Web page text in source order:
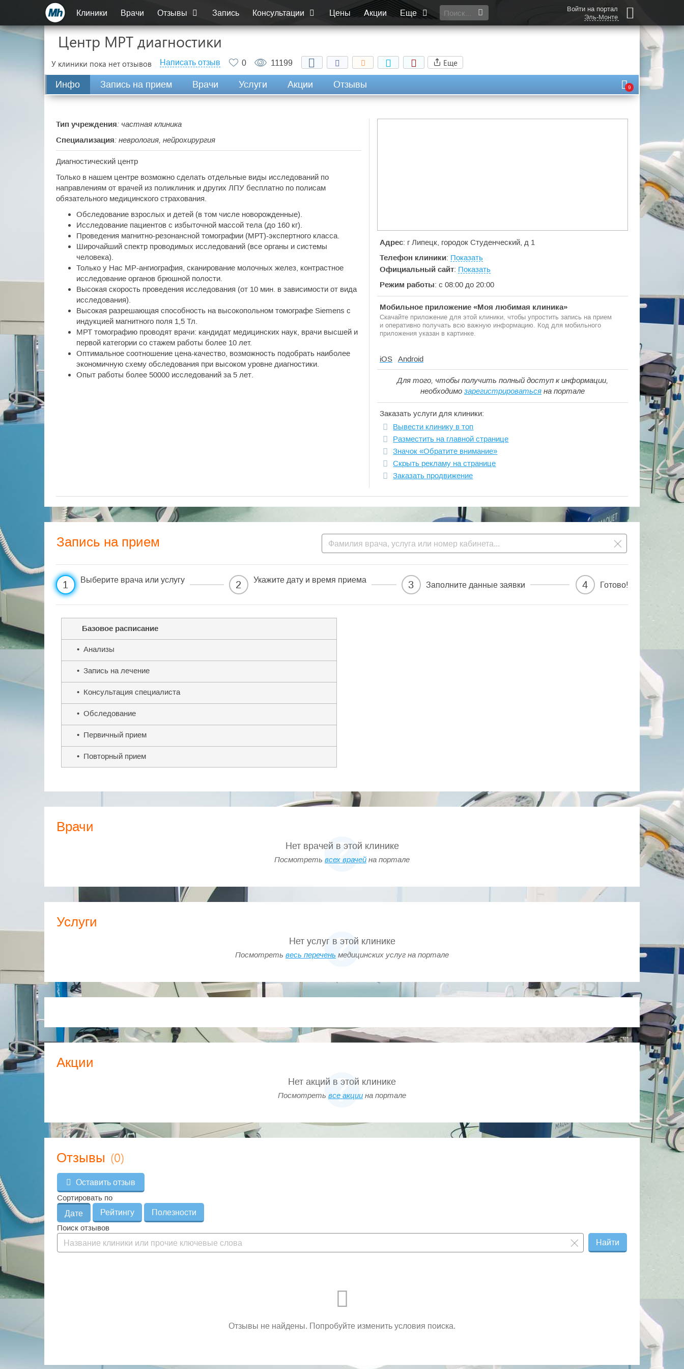
Клиники Врачи Отзывы Запись Консультации Цены Акции Еще
Войти на портал
Эль-Монте
Центр МРТ диагностики
У клиники пока нет отзывов Написать отзыв 0 11199 Еще
Инфо Запись на прием Врачи Услуги Акции Отзывы 9
Адрес: г Липецк, городок Студенческий, д 1
Телефон клиники: Показать
Официальный сайт: Показать
Режим работы: с 08:00 до 20:00
Мобильное приложение «Моя любимая клиника»
Скачайте приложение для этой клиники, чтобы упростить запись на прием
и оперативно получать всю важную информацию. Код для мобильного
приложения указан в картинке.
iOS Android
Для того, чтобы получить полный доступ к информации,
необходимо зарегистрироваться на портале
Заказать услуги для клиники:
Вывести клинику в топ
Разместить на главной странице
Значок «Обратите внимание»
Скрыть рекламу на странице
Заказать продвижение
Тип учреждения: частная клиника
Специализация: неврология, нейрохирургия
Диагностический центр
Только в нашем центре возможно сделать отдельные виды исследований по
направлениям от врачей из поликлиник и других ЛПУ бесплатно по полисам
обязательного медицинского страхования.
Обследование взрослых и детей (в том числе новорожденные).
Исследование пациентов с избыточной массой тела (до 160 кг).
Проведения магнитно-резонансной томографии (МРТ)-экспертного класса.
Широчайший спектр проводимых исследований (все органы и системы
человека).
Только у Нас МР-ангиография, сканирование молочных желез, контрастное
исследование органов брюшной полости.
Высокая скорость проведения исследования (от 10 мин. в зависимости от вида
исследования).
Высокая разрешающая способность на высокопольном томографе Siemens с
индукцией магнитного поля 1,5 Тл.
МРТ томографию проводят врачи: кандидат медицинских наук, врачи высшей и
первой категории со стажем работы более 10 лет.
Оптимальное соотношение цена-качество, возможность подобрать наиболее
экономичную схему обследования при высоком уровне диагностики.
Опыт работы более 50000 исследований за 5 лет
Запись на прием
1 Выберите врача или услугу 2 Укажите дату и время приема 3 Заполните данные заявки 4 Готово!
Базовое расписание
• Анализы
• Запись на лечение
• Консультация специалиста
• Обследование
• Первичный прием
• Повторный прием
Врачи
Нет врачей в этой клинике
Посмотреть всех врачей на портале
Услуги
Нет услуг в этой клинике
Посмотреть весь перечень медицинских услуг на портале
Акции
Нет акций в этой клинике
Посмотреть все акции на портале
Отзывы (0)
Оставить отзыв
Сортировать по
Дате
Рейтингу
Полезности
Поиск отзывов
Найти
Отзывы не найдены. Попробуйте изменить условия поиска.